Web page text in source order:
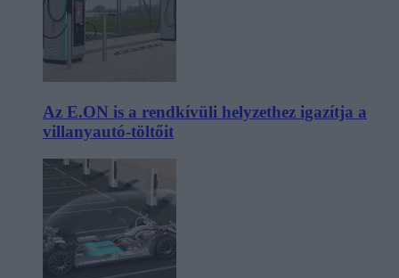
Az E.ON is a rendkívüli helyzethez igazítja a
villanyautó-töltőit